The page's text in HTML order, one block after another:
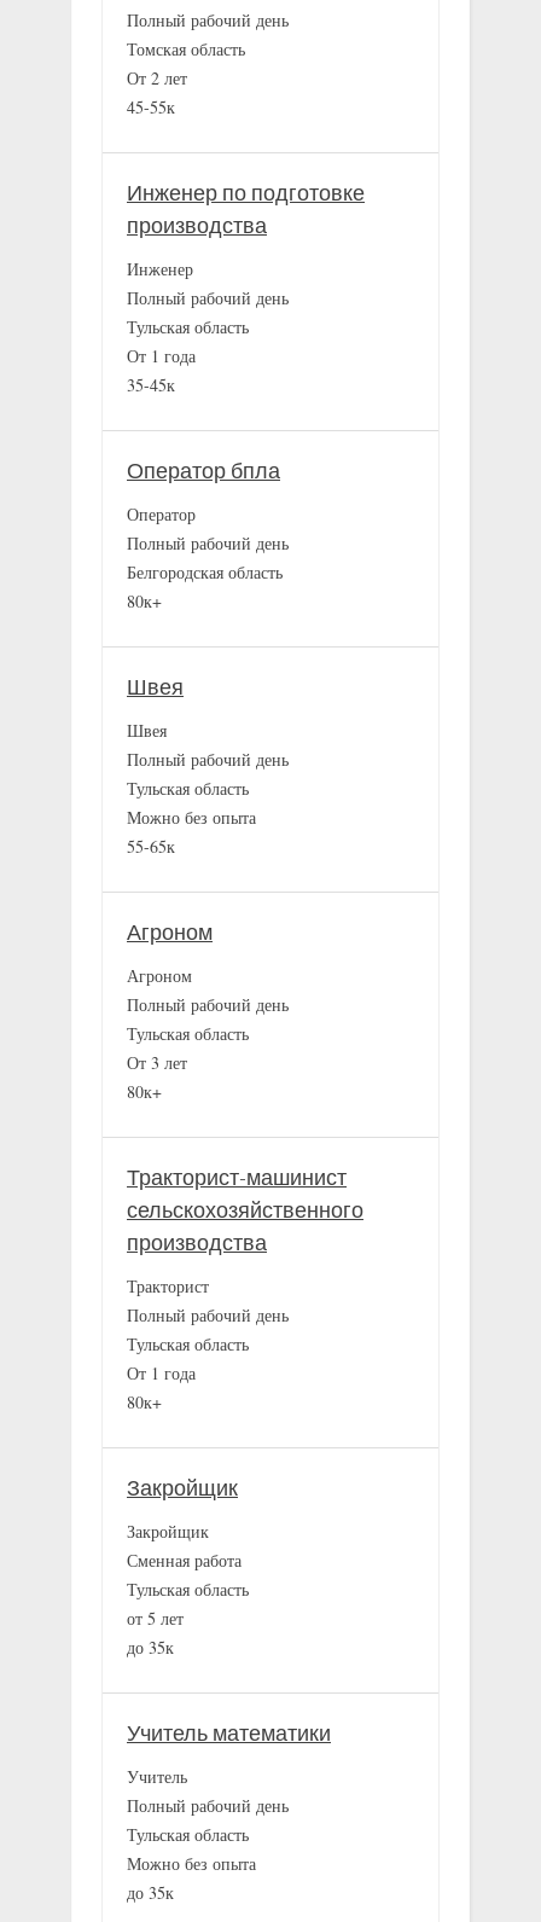
Полный рабочий день
Томская область
От 2 лет
45-55к
Инженер по подготовке
производства
Инженер
Полный рабочий день
Тульская область
От 1 года
35-45к
Оператор бпла
Оператор
Полный рабочий день
Белгородская область
80к+
Швея
Швея
Полный рабочий день
Тульская область
Можно без опыта
55-65к
Агроном
Агроном
Полный рабочий день
Тульская область
От 3 лет
80к+
Тракторист-машинист
сельскохозяйственного
производства
Тракторист
Полный рабочий день
Тульская область
От 1 года
80к+
Закройщик
Закройщик
Сменная работа
Тульская область
от 5 лет
до 35к
Учитель математики
Учитель
Полный рабочий день
Тульская область
Можно без опыта
до 35к